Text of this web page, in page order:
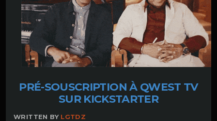
PRÉ-SOUSCRIPTION À QWEST TV
SUR KICKSTARTER
WRITTEN BY LGTDZ